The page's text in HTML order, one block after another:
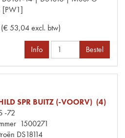
[PW1]
(€ 53,04 excl. btw)
Info Bestel
SPR BUITZ (-VOORV) (4)
-72
1500271
DS18114